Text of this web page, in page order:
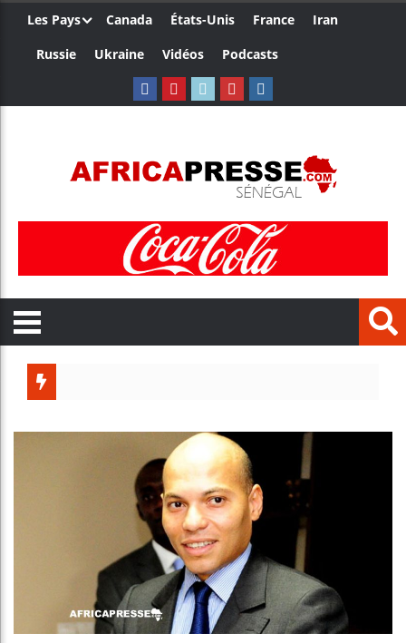
Les Pays Canada États-Unis France
Iran
Russie
Ukraine Vidéos Podcasts